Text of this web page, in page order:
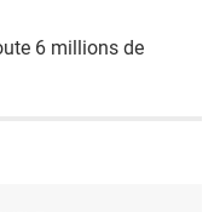
6 millions de